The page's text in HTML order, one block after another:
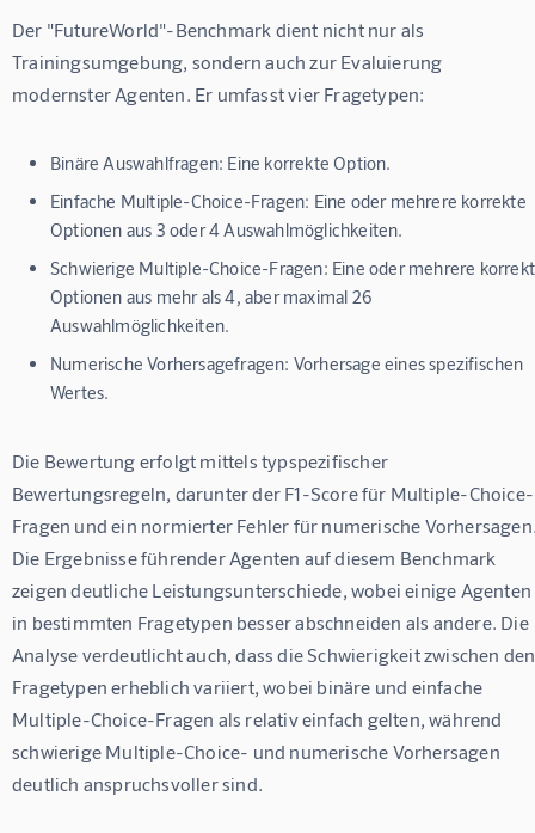
Der "FutureWorld"-Benchmark dient nicht nur als
Trainingsumgebung, sondern auch zur Evaluierung
modernster Agenten. Er umfasst vier Fragetypen:
Binäre Auswahlfragen: Eine korrekte Option.
Einfache Multiple-Choice-Fragen: Eine oder mehrere korrekte
Optionen aus 3 oder 4 Auswahlmöglichkeiten.
Schwierige Multiple-Choice-Fragen: Eine oder mehrere
Optionen aus mehr als 4, aber maximal 26
Auswahlmöglichkeiten.
Numerische Vorhersagefragen: Vorhersage eines spezifischen
Wertes.
Die Bewertung erfolgt mittels typspezifischer
Bewertungsregeln, darunter der F1-Score für Multiple-Choice-
Fragen und ein normierter Fehler für numerische
Die Ergebnisse führender Agenten auf diesem Benchmark
zeigen deutliche Leistungsunterschiede, wobei einige Agenten
in bestimmten Fragetypen besser abschneiden als andere. Die
Analyse verdeutlicht auch, dass die Schwierigkeit zwischen
Fragetypen erheblich variiert, wobei binäre und einfache
Multiple-Choice-Fragen als relativ einfach gelten, während
schwierige Multiple-Choice- und numerische Vorhersagen
deutlich anspruchsvoller sind.